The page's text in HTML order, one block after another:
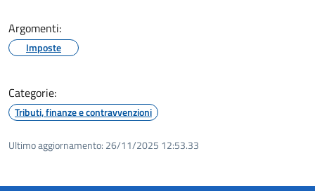
Argomenti:
Imposte
Categorie:
Tributi, finanze e contravvenzioni
Ultimo aggiornamento: 26/11/2025 12:53.33